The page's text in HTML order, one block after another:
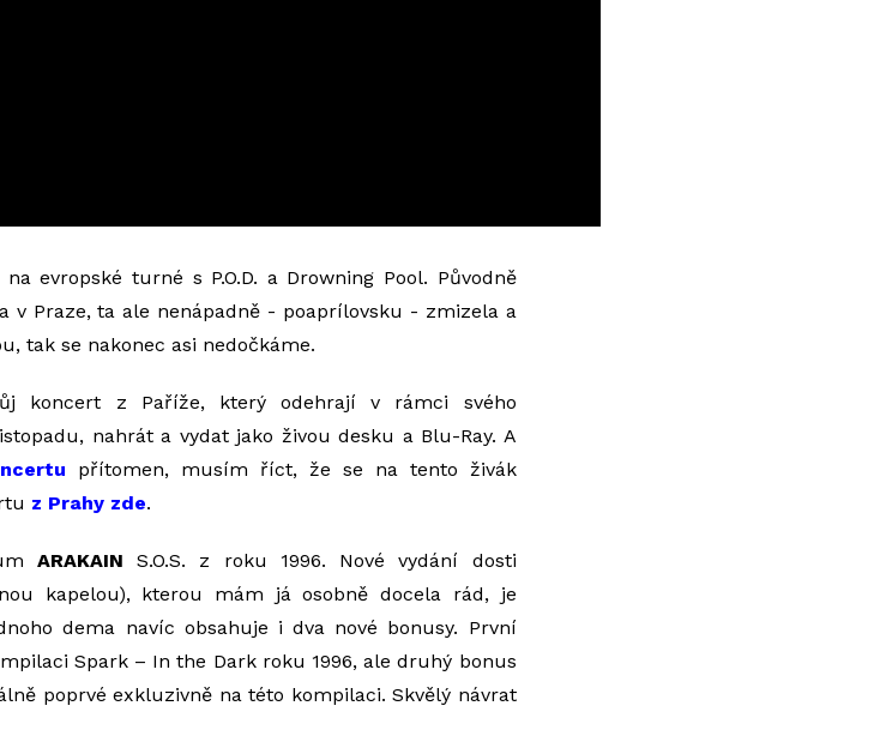
evropské turné s P.O.D. a Drowning Pool. Původně
v Praze, ta ale nenápadně - poaprílovsku - zmizela a
tak se nakonec asi nedočkáme.
koncert z Paříže, který odehrají v rámci svého
nahrát a vydat jako živou desku a Blu-Ray. A
přítomen, musím říct, že se na tento živák
z Prahy zde.
ARAKAIN S.O.S. z roku 1996. Nové vydání dosti
kapelou), kterou mám já osobně docela rád, je
dema navíc obsahuje i dva nové bonusy. První
Spark – In the Dark roku 1996, ale druhý bonus
poprvé exkluzivně na této kompilaci. Skvělý návrat